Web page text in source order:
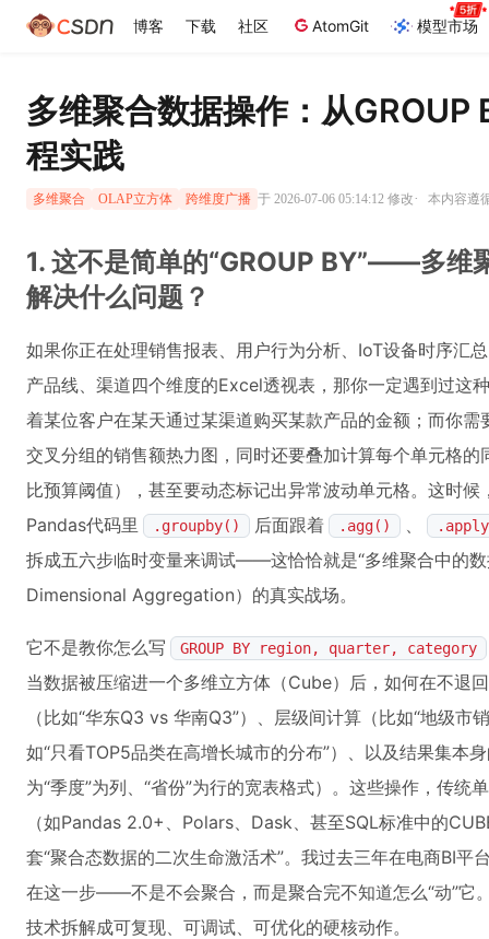
博客 下载 社区 AtomGit 模型市场
多维聚合数据操作：从GROUP
程实践
多维聚合 OLAP立方体 跨维度广播 于 2026-07-06 05:14:12 修改· 本内容遵
1. 这不是简单的“GROUP BY”——多维
解决什么问题？
如果你正在处理销售报表、用户行为分析、IoT设备时序汇
产品线、渠道四个维度的Excel透视表，那你一定遇到过这
着某位客户在某天通过某渠道购买某款产品的金额；而你
交叉分组的销售额热力图，同时还要叠加计算每个单元格
比预算阈值），甚至要动态标记出异常波动单元格。这时
Pandas代码里
.groupby() 后面跟着 .agg() 、
拆成五六步临时变量来调试——这恰恰就是“多维聚合中的
Dimensional Aggregation）的真实战场。
它不是教你怎么写 GROUP BY region, quarter, category
当数据被压缩进一个多维立方体（Cube）后，如何在不退
（比如“华东Q3 vs 华南Q3”）、层级间计算（比如“地级
如“只看TOP5品类在高增长城市的分布”）、以及结果集本
为“季度”为列、“省份”为行的宽表格式）。这些操作，传统
（如Pandas 2.0+、Polars、Dask、甚至SQL标准中的
套“聚合态数据的二次生命激活术”。我过去三年在电商BI平
在这一步——不是不会聚合，而是聚合完不知道怎么“动”它
技术拆解成可复现、可调试、可优化的硬核动作。